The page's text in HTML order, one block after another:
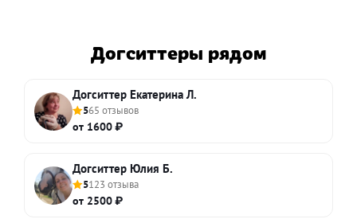
Догситтеры рядом
Догситтер Екатерина Л.
565 отзывов
от 1600 ₽
Догситтер Юлия Б.
5123 отзыва
от 2500 ₽